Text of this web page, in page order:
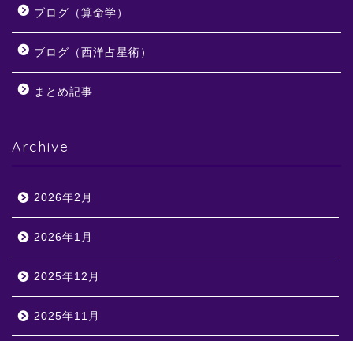
ブログ（算命学）
ブログ（西洋占星術）
まとめ記事
Archive
2026年2月
2026年1月
2025年12月
2025年11月